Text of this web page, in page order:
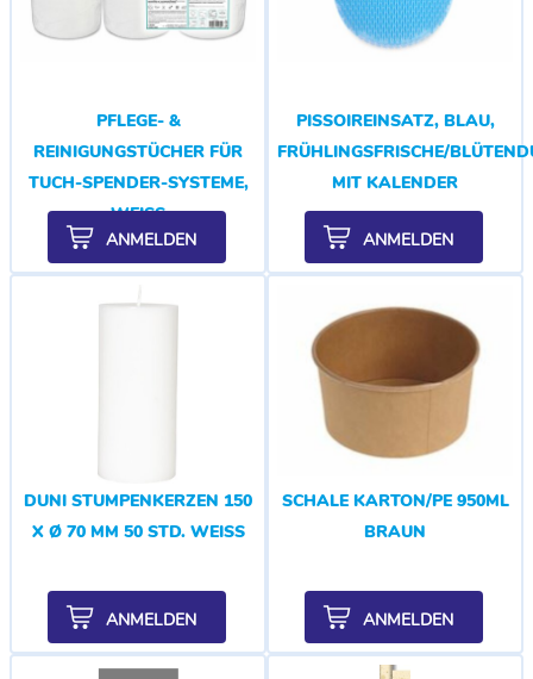
PFLEGE- &
REINIGUNGSTÜCHER FÜR
TUCH-SPENDER-SYSTEME,
WEISS
ANMELDEN
PISSOIREINSATZ, BLAU,
FRÜHLINGSFRISCHE/
MIT KALENDER
ANMELDEN
DUNI STUMPENKERZEN 150
X Ø 70 MM 50 STD. WEISS
ANMELDEN
SCHALE KARTON/PE 950ML
BRAUN
ANMELDEN